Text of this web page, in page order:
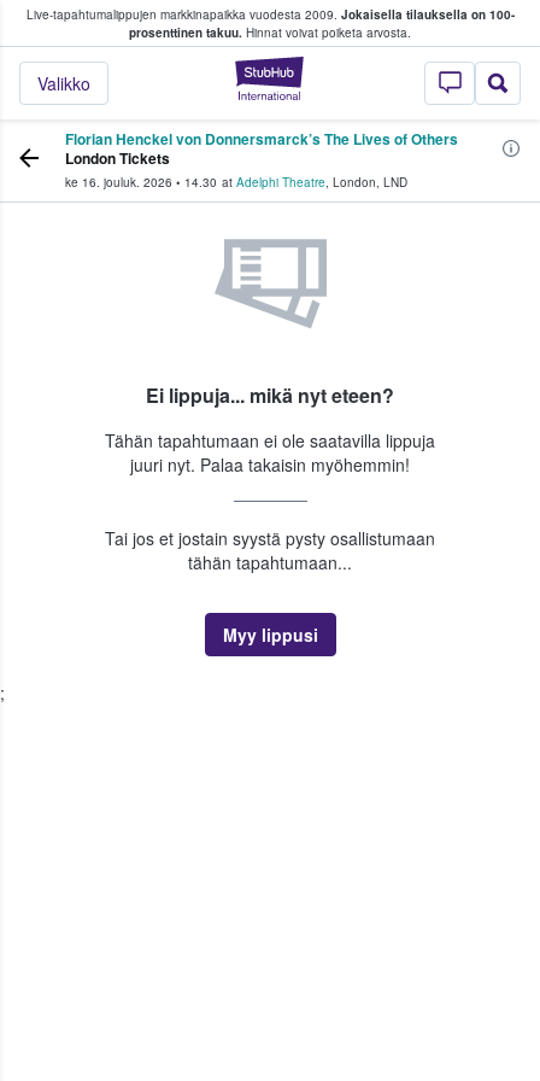
Live-tapahtumalippujen markkinapaikka vuodesta 2009. Jokaisella tilauksella on 100-
prosenttinen takuu. Hinnat voivat poiketa arvosta.
StubHub -
Valikko
fanit ostavat ja myyvät lippuja
Florian Henckel von Donnersmarck’s The Lives of Others
London Tickets
ke 16. jouluk. 2026 • 14.30 at Adelphi Theatre, London, LND
Ei lippuja... mikä nyt eteen?
Tähän tapahtumaan ei ole saatavilla lippuja
juuri nyt. Palaa takaisin myöhemmin!
Tai jos et jostain syystä pysty osallistumaan
tähän tapahtumaan...
Myy lippusi
;